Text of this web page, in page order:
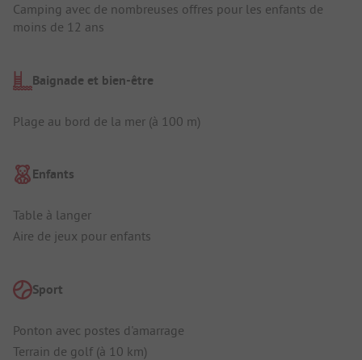
Camping avec de nombreuses offres pour les enfants de
moins de 12 ans
Baignade et bien-être
Plage au bord de la mer (à 100 m)
Enfants
Table à langer
Aire de jeux pour enfants
Sport
Ponton avec postes d'amarrage
Terrain de golf (à 10 km)